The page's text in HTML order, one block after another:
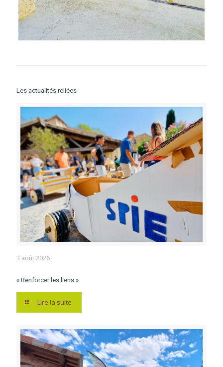
Les actualités reliées
3 août 2026
« Renforcer les liens »
Lire la suite